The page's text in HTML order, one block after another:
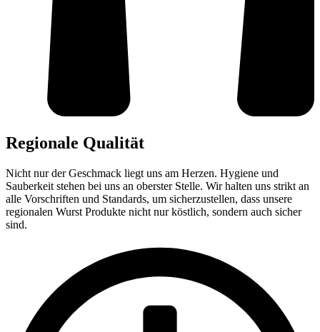
Regionale Qualität
Nicht nur der Geschmack liegt uns am Herzen. Hygiene und
Sauberkeit stehen bei uns an oberster Stelle. Wir halten uns strikt an
alle Vorschriften und Standards, um sicherzustellen, dass unsere
regionalen Wurst Produkte nicht nur köstlich, sondern auch sicher
sind.